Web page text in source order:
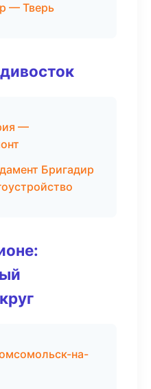
— Тверь
—
Бригадир
на-